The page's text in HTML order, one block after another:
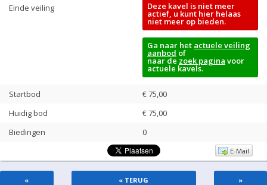
Einde veiling Deze kavel is niet meer
actief, u kunt hier helaas
niet meer op bieden.
Ga naar het actuele veiling
aanbod of
naar de zoek pagina voor
actuele kavels.
Startbod
€ 75,00
Huidig bod
€75,00
Biedingen
0
E-Mail
« « TERUG »